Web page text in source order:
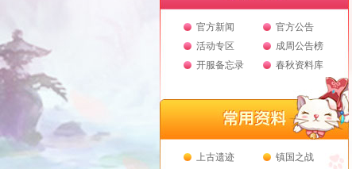
官方新闻
官方公告
活动专区
成周公告榜
开服备忘录
春秋资料库
上古遗迹
镇国之战